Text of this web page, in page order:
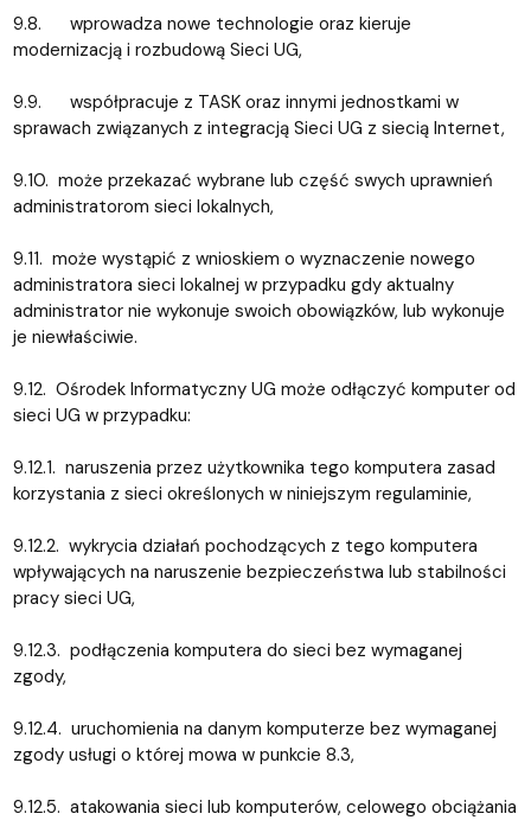
9.8. wprowadza nowe technologie oraz kieruje
modernizacją i rozbudową Sieci UG,
9.9. współpracuje z TASK oraz innymi jednostkami w
sprawach związanych z integracją Sieci UG z siecią Internet,
9.10. może przekazać wybrane lub część swych uprawnień
administratorom sieci lokalnych,
9.11. może wystąpić z wnioskiem o wyznaczenie nowego
administratora sieci lokalnej w przypadku gdy aktualny
administrator nie wykonuje swoich obowiązków, lub wykonuje
je niewłaściwie.
9.12. Ośrodek Informatyczny UG może odłączyć komputer od
sieci UG w przypadku:
9.12.1. naruszenia przez użytkownika tego komputera zasad
korzystania z sieci określonych w niniejszym regulaminie,
9.12.2. wykrycia działań pochodzących z tego komputera
wpływających na naruszenie bezpieczeństwa lub stabilności
pracy sieci UG,
9.12.3. podłączenia komputera do sieci bez wymaganej
zgody,
9.12.4. uruchomienia na danym komputerze bez wymaganej
zgody usługi o której mowa w punkcie 8.3,
9.12.5. atakowania sieci lub komputerów, celowego obciążania